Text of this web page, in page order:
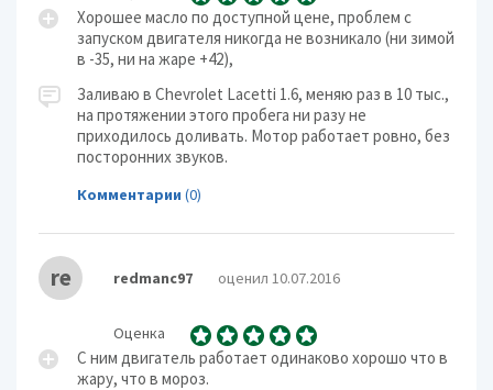
Хорошее масло по доступной цене, проблем с
запуском двигателя никогда не возникало (ни зимой
в -35, ни на жаре +42),
Заливаю в Chevrolet Lacetti 1.6, меняю раз в 10 тыс.,
на протяжении этого пробега ни разу не
приходилось доливать. Мотор работает ровно, без
посторонних звуков.
Комментарии (0)
re redmanc97 оценил 10.07.2016
Оценка
С ним двигатель работает одинаково хорошо что в
жару, что в мороз.